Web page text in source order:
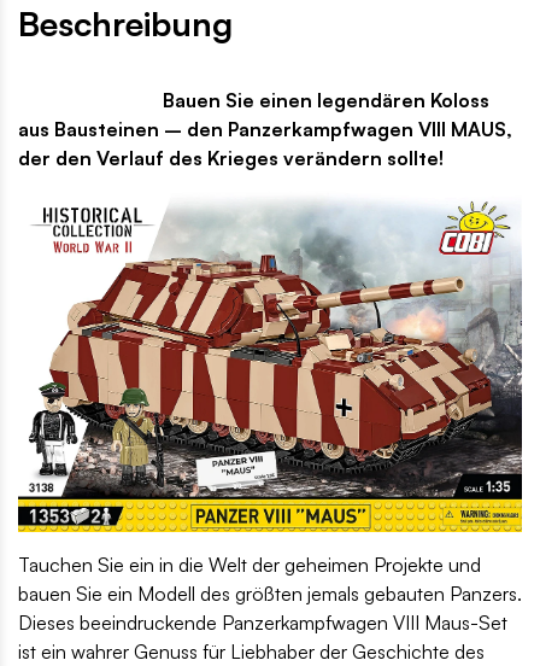
Beschreibung
Bauen Sie einen legendären Koloss
aus Bausteinen – den Panzerkampfwagen VIII MAUS,
der den Verlauf des Krieges verändern sollte!
Tauchen Sie ein in die Welt der geheimen Projekte und
bauen Sie ein Modell des größten jemals gebauten Panzers.
Dieses beeindruckende Panzerkampfwagen VIII Maus-Set
ist ein wahrer Genuss für Liebhaber der Geschichte des